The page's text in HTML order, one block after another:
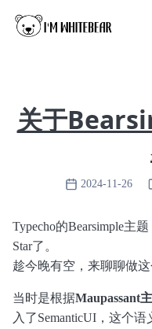
关于
2024-11-26
Typecho的Bearsimple主
Star了。
趁今晚有空，来聊聊做
当时是根据Maupassant
入了SemanticUI，这个